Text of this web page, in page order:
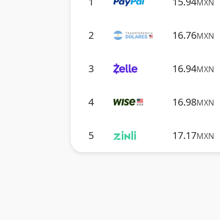
MXN
2 16.76MXN
3 16.94MXN
4 16.98MXN
5 17.17MXN